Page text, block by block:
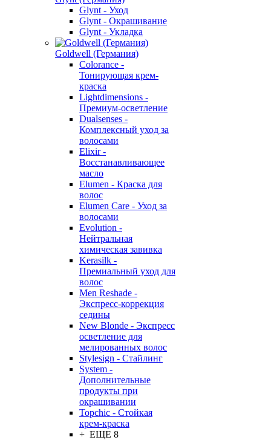
Glynt - Уход
Glynt - Окрашивание
Glynt - Укладка
Goldwell (Германия)
Colorance -
Тонирующая крем-
краска
Lightdimensions -
Премиум-осветление
Dualsenses -
Комплексный уход за
волосами
Elixir -
Восстанавливающее
масло
Elumen - Краска для
волос
Elumen Care - Уход за
волосами
Evolution -
Нейтральная
химическая завивка
Kerasilk -
Премиальный уход для
волос
Men Reshade -
Экспресс-коррекция
седины
New Blonde - Экспресс
осветление для
мелированных волос
Stylesign - Стайлинг
System -
Дополнительные
продукты при
окрашивании
Topchic - Стойкая
крем-краска
+ ЕЩЕ 8